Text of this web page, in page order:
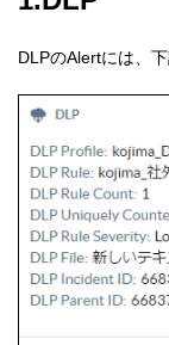
DLPのAlertには、